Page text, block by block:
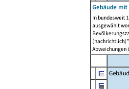
Gebäude
In bundesweit
ausgewählt
Abweichungen